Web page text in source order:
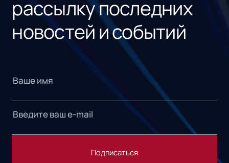
рассылку последних
новостей и событий
Подписаться